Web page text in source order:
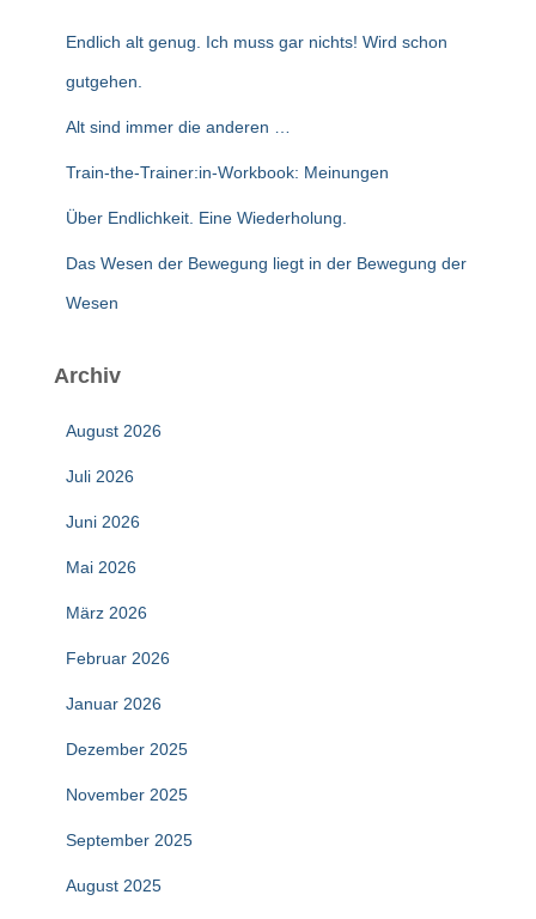
Endlich alt genug. Ich muss gar nichts! Wird schon
gutgehen.
Alt sind immer die anderen …
Train-the-Trainer:in-Workbook: Meinungen
Über Endlichkeit. Eine Wiederholung.
Das Wesen der Bewegung liegt in der Bewegung der
Wesen
Archiv
August 2026
Juli 2026
Juni 2026
Mai 2026
März 2026
Februar 2026
Januar 2026
Dezember 2025
November 2025
September 2025
August 2025